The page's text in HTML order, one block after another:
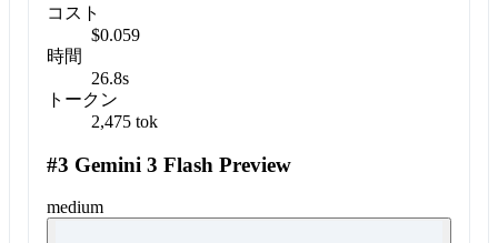
コスト
$0.059
時間
26.8s
トークン
2,475 tok
#3 Gemini 3 Flash Preview
medium